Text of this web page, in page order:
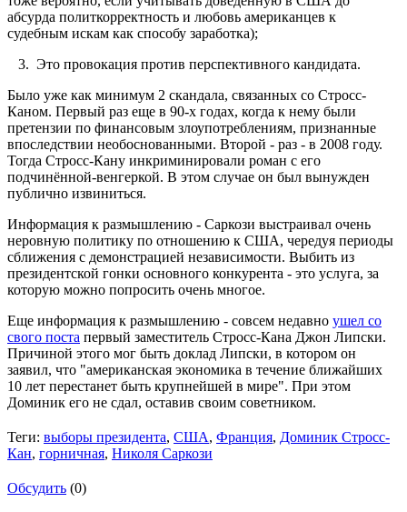
абсурда политкорректность и любовь американцев к
судебным искам как способу заработка);
3. Это провокация против перспективного кандидата.
Было уже как минимум 2 скандала, связанных со Стросс-
Каном. Первый раз еще в 90-х годах, когда к нему были
претензии по финансовым злоупотреблениям, признанные
впоследствии необоснованными. Второй - раз - в 2008 году.
Тогда Стросс-Кану инкриминировали роман с его
подчинённой-венгеркой. В этом случае он был вынужден
публично извиниться.
Информация к размышлению - Саркози выстраивал очень
неровную политику по отношению к США, чередуя периоды
сближения с демонстрацией независимости. Выбить из
президентской гонки основного конкурента - это услуга, за
которую можно попросить очень многое.
Еще информация к размышлению - совсем недавно ушел со
свого поста первый заместитель Стросс-Кана Джон Липски.
Причиной этого мог быть доклад Липски, в котором он
заявил, что "американская экономика в течение ближайших
10 лет перестанет быть крупнейшей в мире". При этом
Доминик его не сдал, оставив своим советником.
Теги: выборы президента, США, Франция, Доминик Стросс-
Кан, горничная, Николя Саркози
Обсудить (0)